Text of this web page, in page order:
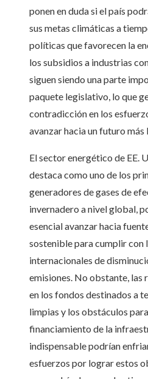
ponen en duda si el país
sus metas climáticas a
políticas que favorecen la
los subsidios a industrias
siguen siendo una parte
paquete legislativo, lo que
contradicción en los
avanzar hacia un futuro más
El sector energético de EE.
destaca como uno de los
generadores de gases de
invernadero a nivel global,
esencial avanzar hacia
sostenible para cumplir con
internacionales de
emisiones. No obstante, las
en los fondos destinados a
limpias y los obstáculos
financiamiento de la
indispensable podrían
esfuerzos por lograr estos